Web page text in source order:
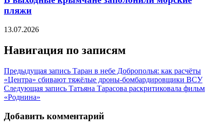
пляжи
13.07.2026
Навигация по записям
Предыдущая запись Таран в небе Доброполья: как расчёты
«Центра» сбивают тяжёлые дроны-бомбардировщики ВСУ
Следующая запись Татьяна Тарасова раскритиковала фильм
«Роднина»
Добавить комментарий